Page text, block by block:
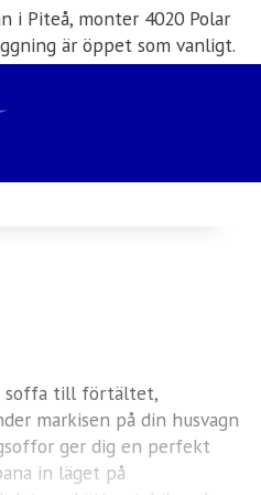
i Piteå, monter 4020 Polar
är öppet som vanligt.
Husbilsuthyrning
soffa till förtältet,
markisen på din husvagn
ger dig en perfekt
in läget på